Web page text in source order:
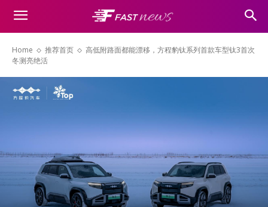
Home 推荐首页
高低附路面都能漂移，方程豹钛系列首款车型钛3首次
冬测亮绝活